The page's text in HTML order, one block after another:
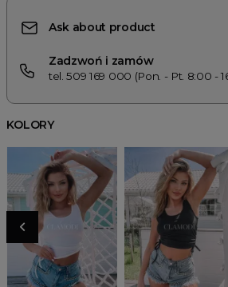
Ask about product
Zadzwoń i zamów
tel. 509 169 000 (Pon. - Pt. 8:00 -
KOLORY